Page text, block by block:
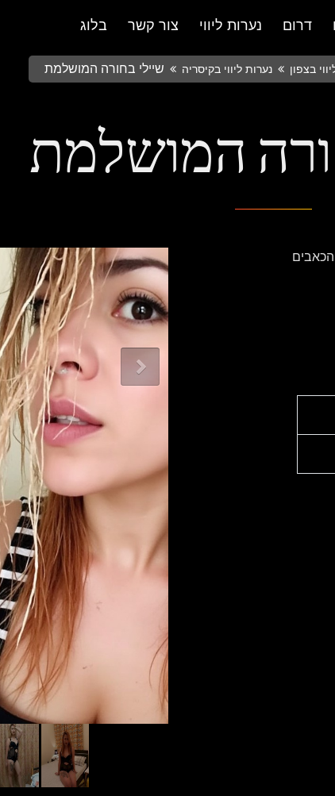
בלוג צור קשר נערות ליווי דרום
בצפון נערות ליווי בקיסריה שיילי בחורה המושלמת
המושלמת
הכאבים